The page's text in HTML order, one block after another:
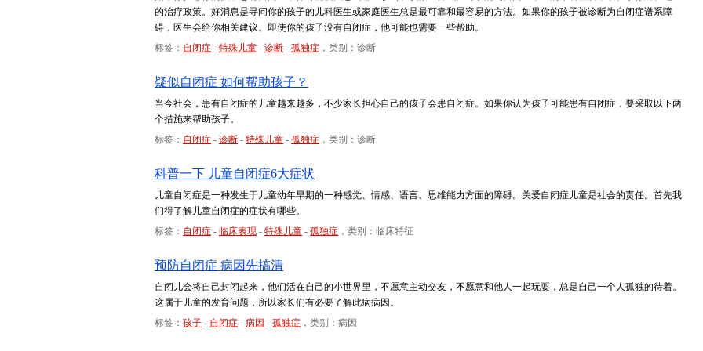
的治疗政策。好消息是寻问你的孩子的儿科医生或家庭医生总是最可靠和最容易的方法。如果你的孩子被诊断为自闭症谱系障
碍，医生会给你相关建议。即使你的孩子没有自闭症，他可能也需要一些帮助。
标签： 自闭症 - 特殊儿童 - 诊断 - 孤独症 ，类别：诊断
疑似自闭症 如何帮助孩子？
当今社会，患有自闭症的儿童越来越多，不少家长担心自己的孩子会患自闭症。如果你认为孩子可能患有自闭症，要采取以下两
个措施来帮助孩子。
标签： 自闭症 - 诊断 - 特殊儿童 - 孤独症 ，类别：诊断
科普一下 儿童自闭症6大症状
儿童自闭症是一种发生于儿童幼年早期的一种感觉、情感、语言、思维能力方面的障碍。关爱自闭症儿童是社会的责任。首先我
们得了解儿童自闭症的症状有哪些。
标签： 自闭症 - 临床表现 - 特殊儿童 - 孤独症 ，类别：临床特征
预防自闭症 病因先搞清
自闭儿会将自己封闭起来，他们活在自己的小世界里，不愿意主动交友，不愿意和他人一起玩耍，总是自己一个人孤独的待着。
这属于儿童的发育问题，所以家长们有必要了解此病病因。
标签： 孩子 - 自闭症 - 病因 - 孤独症 ，类别：病因